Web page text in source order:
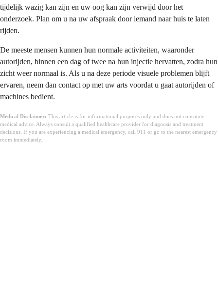
tijdelijk wazig kan zijn en uw oog kan zijn verwijd door het
onderzoek. Plan om u na uw afspraak door iemand naar huis te laten
rijden.
De meeste mensen kunnen hun normale activiteiten, waaronder
autorijden, binnen een dag of twee na hun injectie hervatten, zodra hun
zicht weer normaal is. Als u na deze periode visuele problemen blijft
ervaren, neem dan contact op met uw arts voordat u gaat autorijden of
machines bedient.
Medical Disclaimer: This article is for informational purposes only and does not constitute
medical advice. Always consult a qualified healthcare provider for diagnosis and treatment
decisions. If you are experiencing a medical emergency, call 911 or go to the nearest emergency
room immediately.